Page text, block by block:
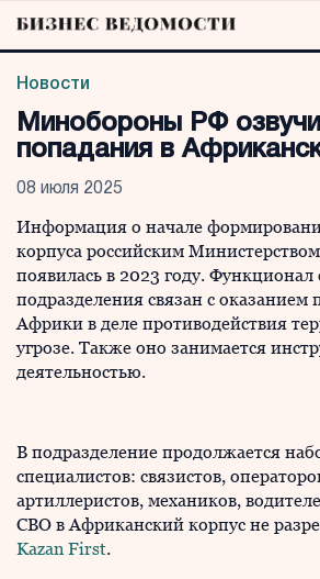
Новости
Минобороны РФ
попадания в
08 июля 2025
Информация о начале
корпуса российским
появилась в 2023 году. Функционал
подразделения связан с
Африки в деле противодействия
угрозе. Также оно занимается
деятельностью.
В подразделение продолжается
специалистов: связистов,
артиллеристов, механиков,
СВО в Африканский корпус не
Kazan First.